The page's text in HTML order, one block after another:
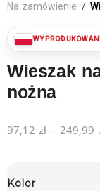
Na zamówienie /
Wieszak
nożna
97,12zł – 249,99
Kolor